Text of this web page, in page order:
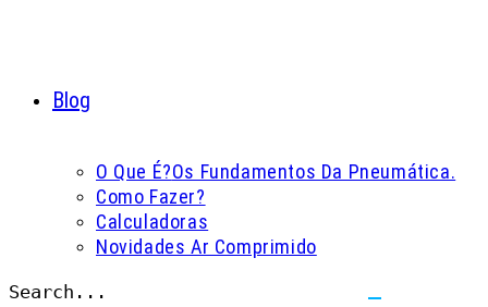
Blog
O Que É?Os Fundamentos Da Pneumática.
Como Fazer?
Calculadoras
Novidades Ar Comprimido
Search...